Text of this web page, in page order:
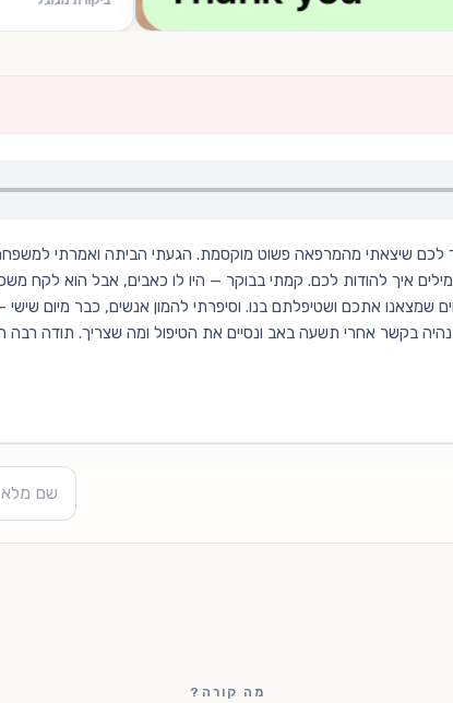
לכם שיצאתי מהמרפאה פשוט מוקסמת. הגעתי הביתה ואמרתי
איך להודות לכם. קמתי בבוקר — היו לו כאבים, אבל הוא לקח
אתכם ושטיפלתם בנו. וסיפרתי להמון אנשים, כבר מיום שישי
בקשר אחרי תשעה באב ונסיים את הטיפול ומה שצריך. תודה רבה
מה קורה?